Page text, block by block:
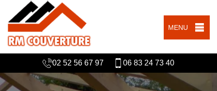
MENU
02 52 56 67 97 06 83 24 73 40